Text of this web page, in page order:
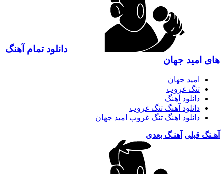
دانلود تمام آهنگ
های امید جهان
امید جهان
تنگ غروب
دانلود آهنگ
دانلود آهنگ تنگ غروب
دانلود اهنگ تنگ غروب امید جهان
آهـنگ قبلی آهنـگ بعدی